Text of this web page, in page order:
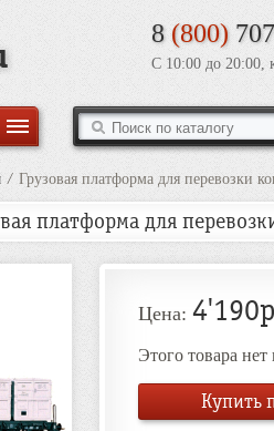
8 (800)
С 10:00 до 20:00,
/ Грузовая платформа для перевозки
платформа для
Цена:
Этого товара
Купить